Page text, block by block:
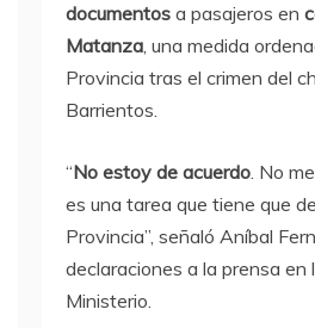
documentos a pasajeros en
Matanza, una medida
Provincia tras el crimen del
Barrientos.
“No estoy de acuerdo. No
es una tarea que tiene que
Provincia”, señaló Aníbal
declaraciones a la prensa en
Ministerio.